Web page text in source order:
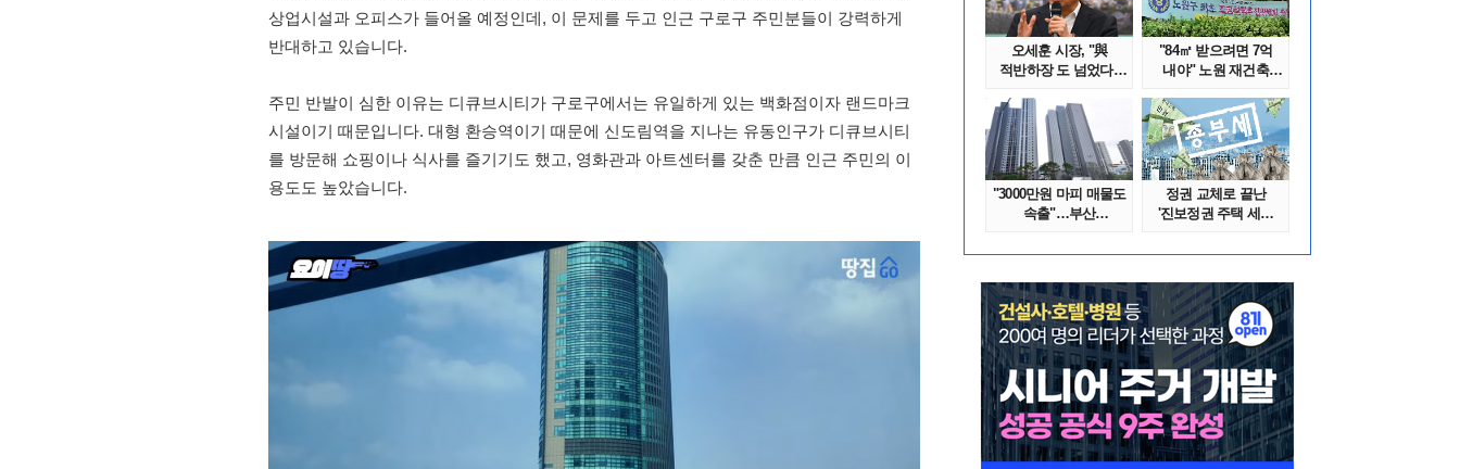
상업시설과 오피스가 들어올 예정인데, 이 문제를 두고 인근 구로구 주민분들이 강력하게
반대하고 있습니다.
주민 반발이 심한 이유는 디큐브시티가 구로구에서는 유일하게 있는 백화점이자 랜드마크
시설이기 때문입니다. 대형 환승역이기 때문에 신도림역을 지나는 유동인구가 디큐브시티
를 방문해 쇼핑이나 식사를 즐기기도 했고, 영화관과 아트센터를 갖춘 만큼 인근 주민의 이
용도도 높았습니다.
오세훈 시장, "與
적반하장 도 넘었다"
"84㎡ 받으려면 7억
내야" 노원 재건축
"3000만원 마피 매물도
속출"…부산
정권 교체로 끝난
'진보정권 주택 세금